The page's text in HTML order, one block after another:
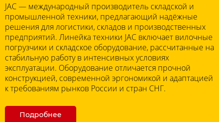
JAC — международный производитель складской и
промышленной техники, предлагающий надёжные
решения для логистики, складов и производственных
предприятий. Линейка техники JAC включает вилочные
погрузчики и складское оборудование, рассчитанные на
стабильную работу в интенсивных условиях
эксплуатации. Оборудование отличается прочной
конструкцией, современной эргономикой и адаптацией
к требованиям рынков России и стран СНГ.
Подробнее